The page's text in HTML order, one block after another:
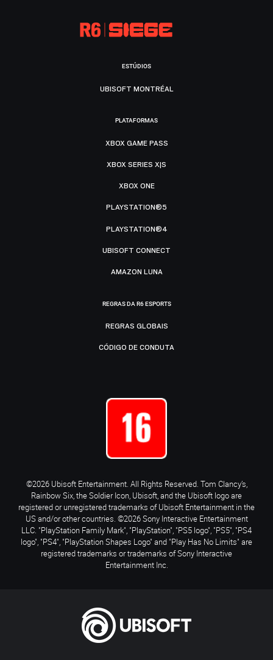
ESTÚDIOS
UBISOFT MONTRÉAL
PLATAFORMAS
XBOX GAME PASS
XBOX SERIES X|S
XBOX ONE
PLAYSTATION®5
PLAYSTATION®4
UBISOFT CONNECT
AMAZON LUNA
REGRAS DA R6 ESPORTS
REGRAS GLOBAIS
CÓDIGO DE CONDUTA
©2026 Ubisoft Entertainment. All Rights Reserved. Tom Clancy’s,
Rainbow Six, the Soldier Icon, Ubisoft, and the Ubisoft logo are
registered or unregistered trademarks of Ubisoft Entertainment in the
US and/or other countries. ©2026 Sony Interactive Entertainment
LLC. "PlayStation Family Mark", "PlayStation", "PS5 logo", "PS5", "PS4
logo", "PS4", "PlayStation Shapes Logo" and "Play Has No Limits" are
registered trademarks or trademarks of Sony Interactive
Entertainment Inc.